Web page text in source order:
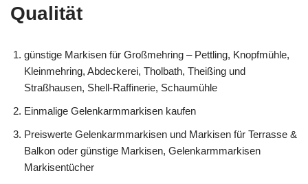
Qualität
günstige Markisen für Großmehring – Pettling, Knopfmühle,
Kleinmehring, Abdeckerei, Tholbath, Theißing und
Straßhausen, Shell-Raffinerie, Schaumühle
Einmalige Gelenkarmmarkisen kaufen
Preiswerte Gelenkarmmarkisen und Markisen für Terrasse &
Balkon oder günstige Markisen, Gelenkarmmarkisen
Markisentücher